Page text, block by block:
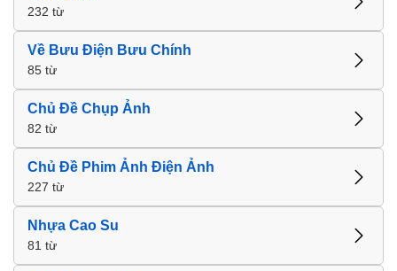
232 từ
Về Bưu Điện Bưu Chính
85 từ
Chủ Đề Chụp Ảnh
82 từ
Chủ Đề Phim Ảnh Điện Ảnh
227 từ
Nhựa Cao Su
81 từ